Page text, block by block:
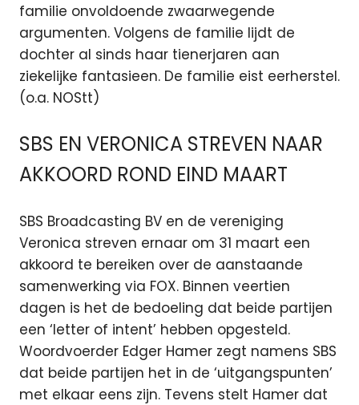
familie onvoldoende zwaarwegende
argumenten. Volgens de familie lijdt de
dochter al sinds haar tienerjaren aan
ziekelijke fantasieen. De familie eist eerherstel.
(o.a. NOStt)
SBS EN VERONICA STREVEN NAAR
AKKOORD ROND EIND MAART
SBS Broadcasting BV en de vereniging
Veronica streven ernaar om 31 maart een
akkoord te bereiken over de aanstaande
samenwerking via FOX. Binnen veertien
dagen is het de bedoeling dat beide partijen
een ‘letter of intent’ hebben opgesteld.
Woordvoerder Edger Hamer zegt namens SBS
dat beide partijen het in de ‘uitgangspunten’
met elkaar eens zijn. Tevens stelt Hamer dat